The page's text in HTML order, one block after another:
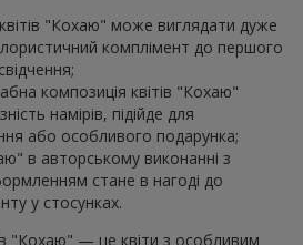
"Кохаю" може виглядати дуже
комплімент до першого
композиція квітів "Кохаю"
намірів, підійде для
або особливого подарунка;
в авторському виконанні з
стане в нагоді до
у стосунках.
"Кохаю" — це квіти з особливим